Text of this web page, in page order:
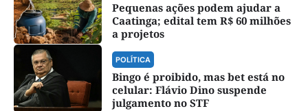
Pequenas ações podem ajudar a
Caatinga; edital tem R$ 60 milhões
a projetos
POLÍTICA
Bingo é proibido, mas bet está no
celular: Flávio Dino suspende
julgamento no STF